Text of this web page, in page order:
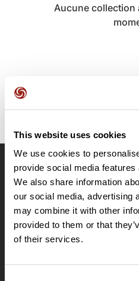
This website uses cookies
We use cookies to
provide social media
We also share information
our social media, advertising
may combine it with other
provided to them or that
of their services.
Aucune collection
OpenRunner
Equipe
Carrières
À propos
Contact